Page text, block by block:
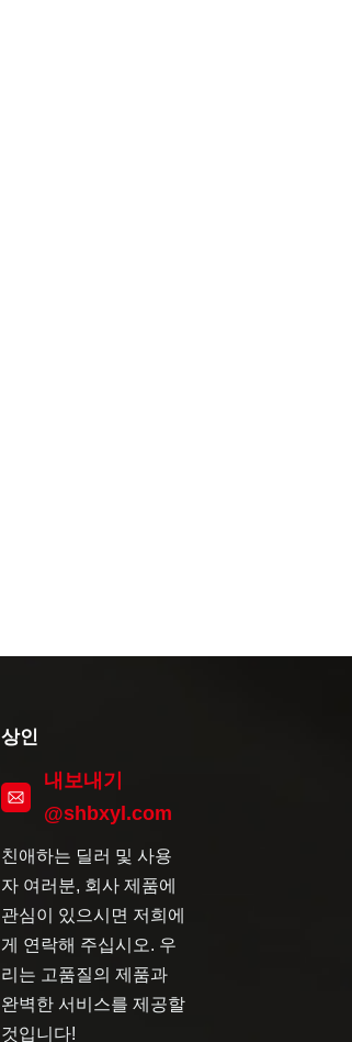
상인
내보내기
@shbxyl.com
친애하는 딜러 및 사용
자 여러분, 회사 제품에
관심이 있으시면 저희에
게 연락해 주십시오. 우
리는 고품질의 제품과
완벽한 서비스를 제공할
것입니다!